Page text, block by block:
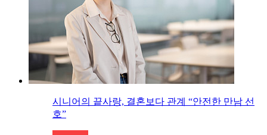
시니어의 끝사랑, 결혼보다 관계 “안전한 만남 선
호”